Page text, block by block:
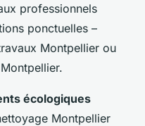
professionnels
ponctuelles –
Montpellier ou
écologiques
Montpellier